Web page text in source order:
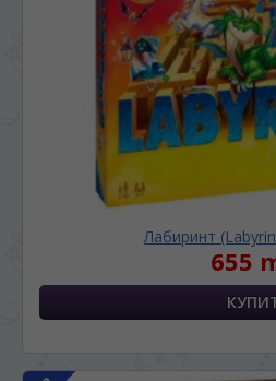
Лабиринт
655